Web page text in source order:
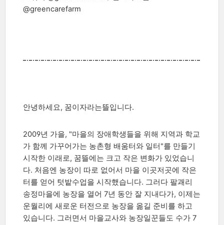
@greencarefarm
안녕하세요, 꿈이자라는뜰입니다.
2009년 가을, "마을의 장애학생들을 위해 지역과 학교
가 함께 가꾸어가는 농촌형 배움터와 일터"를 만들기
시작한 이래로, 꿈뜰에는 크고 작은 변화가 있었습니
다. 처음엔 농장이 따로 없어서 마을 이곳저곳에 작은
터를 얻어 텃밭수업을 시작했습니다. 그러다 팔괘리
송정마을에 농장을 열어 7년 동안 잘 지내다가, 이제는
운월리에 새로운 터전으로 농장을 옮길 준비를 하고
있습니다. 그러면서 마을교사와 농장일꾼들도 수가 7